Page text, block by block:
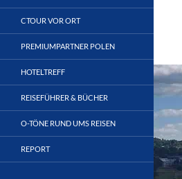
CTOUR VOR ORT
PREMIUMPARTNER POLEN
HOTELTREFF
REISEFÜHRER & BÜCHER
O-TÖNE RUND UMS REISEN
REPORT